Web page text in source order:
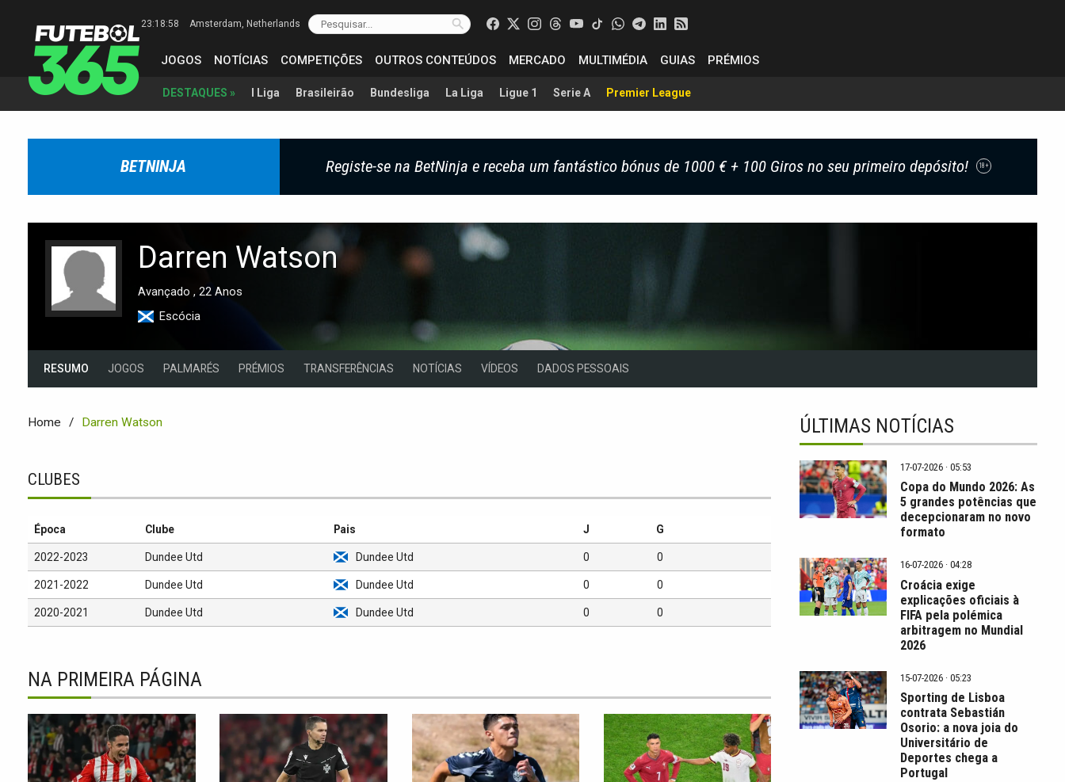
23:18:58 Amsterdam, Netherlands
JOGOS NOTÍCIAS COMPETIÇÕES OUTROS CONTEÚDOS MERCADO MULTIMÉDIA GUIAS PRÉMIOS
DESTAQUES » I Liga Brasileirão Bundesliga La Liga Ligue 1 Serie A Premier League
BETNINJA Registe-se na BetNinja e receba um fantástico bónus de 1000 € + 100 Giros no seu primeiro depósito! 18+
Darren Watson
Avançado , 22 Anos
Escócia
RESUMO JOGOS PALMARÉS PRÉMIOS TRANSFERÊNCIAS NOTÍCIAS VÍDEOS DADOS PESSOAIS
Home Darren Watson
CLUBES
Época Clube Pais J G
2022-2023 Dundee Utd Dundee Utd 0 0
2021-2022 Dundee Utd Dundee Utd 0 0
2020-2021 Dundee Utd Dundee Utd 0 0
NA PRIMEIRA PÁGINA
ÚLTIMAS NOTÍCIAS
17-07-2026 · 05:53
Copa do Mundo 2026: As
5 grandes potências que
decepcionaram no novo
formato
16-07-2026 · 04:28
Croácia exige
explicações oficiais à
FIFA pela polémica
arbitragem no Mundial
2026
15-07-2026 · 05:23
Sporting de Lisboa
contrata Sebastián
Osorio: a nova joia do
Universitário de
Deportes chega a
Portugal